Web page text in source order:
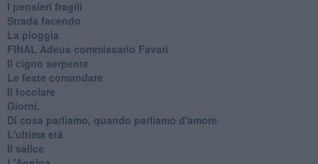
I pensieri fragili
Strada facendo
La pioggia
FINAL Adeus commissario Favati
Il cigno serpente
Le feste comandate
Il focolare
Giorni.
Di cosa parliamo, quando parliamo d'amore
L'ultima età
Il salice